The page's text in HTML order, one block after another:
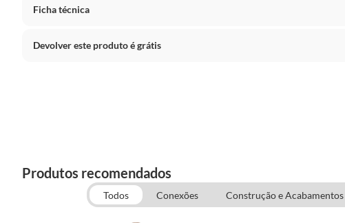
Ficha técnica
Marca
Pvc
Devolver este produto é grátis
O prazo para o cliente reclamar a troca depende do tipo de
I. Produto durável: duradouro; que tem uma vida útil longa; que
Produtos recomendados
Todos Conexões Construção e Acabamentos